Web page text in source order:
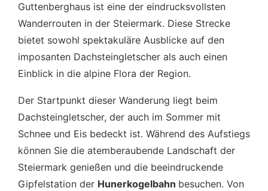
Guttenberghaus ist eine der eindrucksvollsten
Wanderrouten in der Steiermark. Diese Strecke
bietet sowohl spektakuläre Ausblicke auf den
imposanten Dachsteingletscher als auch einen
Einblick in die alpine Flora der Region.
Der Startpunkt dieser Wanderung liegt beim
Dachsteingletscher, der auch im Sommer mit
Schnee und Eis bedeckt ist. Während des Aufstiegs
können Sie die atemberaubende Landschaft der
Steiermark genießen und die beeindruckende
Gipfelstation der Hunerkogelbahn besuchen. Von